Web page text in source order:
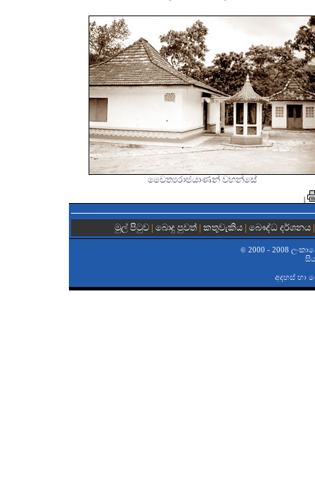
චෛත්‍යරාජයාණන් වහන්සේ
|
මුල් පිටුව | බොදු පුවත්| කතුවැකිය| බෞද්ධ දර්ශනය
©2000 - 2008
අදහස් හා